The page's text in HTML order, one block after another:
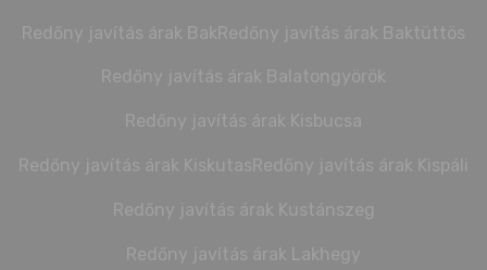
Redőny javítás árak Bak Redőny javítás árak Baktüttös
Redőny javítás árak Balatongyörök
Redőny javítás árak Kisbucsa
Redőny javítás árak Kiskutas Redőny javítás árak Kispáli
Redőny javítás árak Kustánszeg
Redőny javítás árak Lakhegy